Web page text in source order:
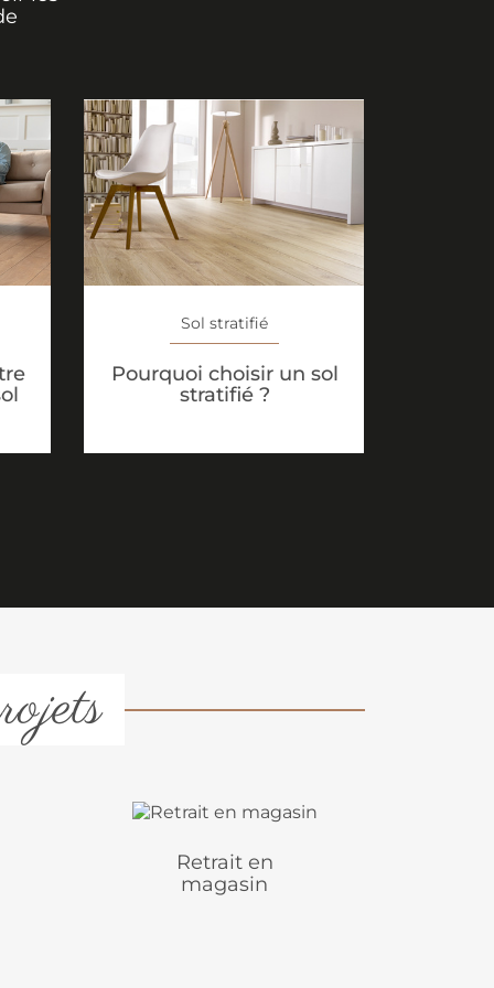
Sol stratifié
Pourquoi choisir un sol
stratifié ?
Retrait en
magasin